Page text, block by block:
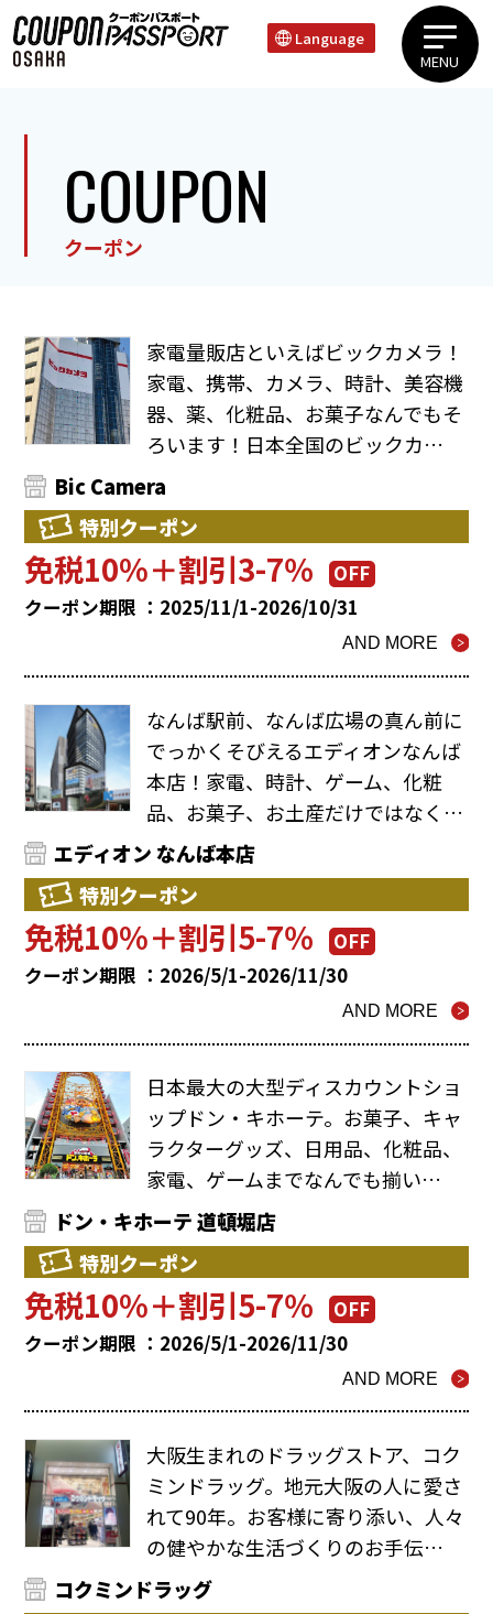
Language
MENU
COUPON
クーポン
家電量販店といえばビックカメラ！
家電、携帯、カメラ、時計、美容機
器、薬、化粧品、お菓子なんでもそ
ろいます！日本全国のビックカ…
Bic Camera
特別クーポン
免税10%＋割引3-7％
OFF
クーポン期限 ：2025/11/1-2026/10/31
AND MORE
なんば駅前、なんば広場の真ん前に
でっかくそびえるエディオンなんば
本店！家電、時計、ゲーム、化粧
品、お菓子、お土産だけではなく…
エディオン なんば本店
特別クーポン
免税10%＋割引5-7％
OFF
クーポン期限 ：2026/5/1-2026/11/30
AND MORE
日本最大の大型ディスカウントショ
ップドン・キホーテ。お菓子、キャ
ラクターグッズ、日用品、化粧品、
家電、ゲームまでなんでも揃い…
ドン・キホーテ 道頓堀店
特別クーポン
免税10%＋割引5-7％
OFF
クーポン期限 ：2026/5/1-2026/11/30
AND MORE
大阪生まれのドラッグストア、コク
ミンドラッグ。地元大阪の人に愛さ
れて90年。お客様に寄り添い、人々
の健やかな生活づくりのお手伝…
コクミンドラッグ